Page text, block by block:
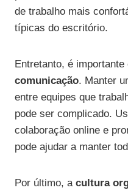
de trabalho mais
típicas do escritório.
Entretanto, é
comunicação. Manter
entre equipes que
pode ser complicado.
colaboração online e
pode ajudar a manter
Por último, a cultura